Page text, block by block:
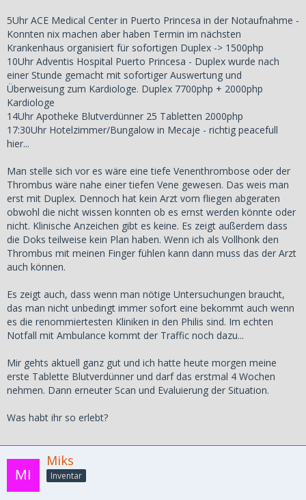
5Uhr ACE Medical Center in Puerto Princesa in der Notaufnahme -
Konnten nix machen aber haben Termin im nächsten
Krankenhaus organisiert für sofortigen Duplex -> 1500php
10Uhr Adventis Hospital Puerto Princesa - Duplex wurde nach
einer Stunde gemacht mit sofortiger Auswertung und
Überweisung zum Kardiologe. Duplex 7700php + 2000php
Kardiologe
14Uhr Apotheke Blutverdünner 25 Tabletten 2000php
17:30Uhr Hotelzimmer/Bungalow in Mecaje - richtig peacefull
hier...
Man stelle sich vor es wäre eine tiefe Venenthrombose oder der
Thrombus wäre nahe einer tiefen Vene gewesen. Das weis man
erst mit Duplex. Dennoch hat kein Arzt vom fliegen abgeraten
obwohl die nicht wissen konnten ob es ernst werden könnte oder
nicht. Klinische Anzeichen gibt es keine. Es zeigt außerdem dass
die Doks teilweise kein Plan haben. Wenn ich als Vollhonk den
Thrombus mit meinen Finger fühlen kann dann muss das der Arzt
auch können.
Es zeigt auch, dass wenn man nötige Untersuchungen braucht,
das man nicht unbedingt immer sofort eine bekommt auch wenn
es die renommiertesten Kliniken in den Philis sind. Im echten
Notfall mit Ambulance kommt der Traffic noch dazu...
Mir gehts aktuell ganz gut und ich hatte heute morgen meine
erste Tablette Blutverdünner und darf das erstmal 4 Wochen
nehmen. Dann erneuter Scan und Evaluierung der Situation.
Was habt ihr so erlebt?
Miks
Inventar